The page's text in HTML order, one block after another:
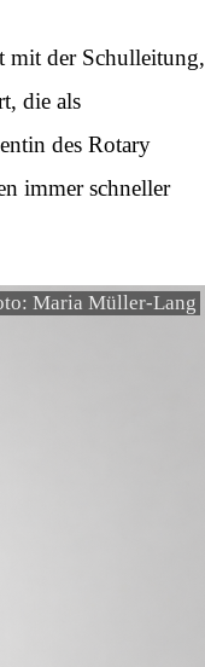
mit der Schulleitung,
die als
des Rotary
immer schneller
Maria Müller-Lang